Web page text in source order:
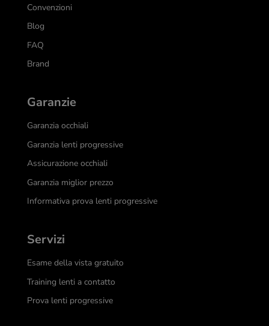
Convenzioni
Blog
FAQ
Brand
Garanzie
Garanzia occhiali
Garanzia lenti progressive
Assicurazione occhiali
Garanzia miglior prezzo
Informativa prova lenti progressive
Servizi
Esame della vista gratuito
Training lenti a contatto
Prova lenti progressive